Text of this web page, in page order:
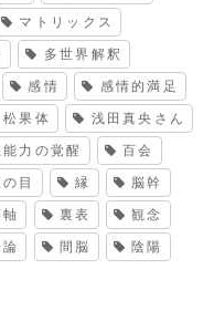
マトリックス
多世界解釈
感情 感情的満足
松果体 浅田真央さん
力の覚醒 百会
目 縁 脳幹
裏表 観念
間脳 陰陽